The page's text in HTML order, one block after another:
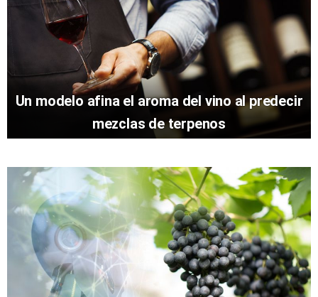
Un modelo afina el aroma del vino al predecir
mezclas de terpenos